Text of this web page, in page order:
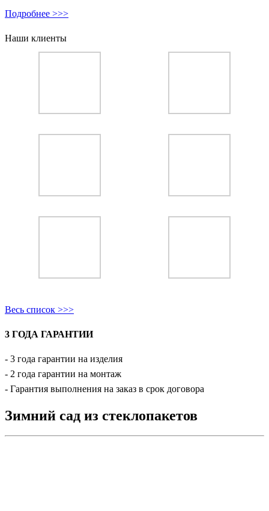
Подробнее >>>
Наши клиенты
Весь список >>>
3 ГОДА ГАРАНТИИ
- 3 года гарантии на изделия
- 2 года гарантии на монтаж
- Гарантия выполнения на заказ в срок договора
Зимний сад из стеклопакетов